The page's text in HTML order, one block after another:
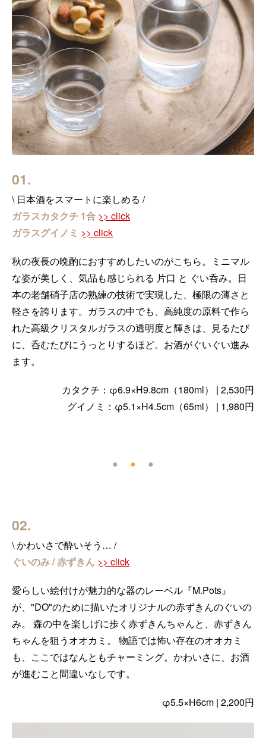
01.
\ 日本酒をスマートに楽しめる /
ガラスカタクチ 1合 >> click
ガラスグイノミ >> click
秋の夜長の晩酌におすすめしたいのがこちら。ミニマル
な姿が美しく、気品も感じられる 片口 と ぐい呑み。日
本の老舗硝子店の熟練の技術で実現した、極限の薄さと
軽さを誇ります。ガラスの中でも、高純度の原料で作ら
れた高級クリスタルガラスの透明度と輝きは、見るたび
に、呑むたびにうっとりするほど。お酒がぐいぐい進み
ます。
カタクチ：φ6.9×H9.8cm（180ml） | 2,530円
グイノミ：φ5.1×H4.5cm（65ml） | 1,980円
● ● ●
02.
\ かわいさで酔いそう… /
ぐいのみ / 赤ずきん >> click
愛らしい絵付けが魅力的な器のレーベル『M.Pots』
が、"DO"のために描いたオリジナルの赤ずきんのぐいの
み。 森の中を楽しげに歩く赤ずきんちゃんと、赤ずきん
ちゃんを狙うオオカミ。 物語では怖い存在のオオカミ
も、ここではなんともチャーミング。かわいさに、お酒
が進むこと間違いなしです。
φ5.5×H6cm | 2,200円